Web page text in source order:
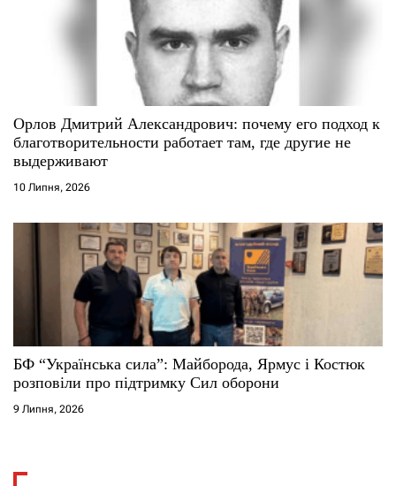
Орлов Дмитрий Александрович: почему его подход к
благотворительности работает там, где другие не
выдерживают
10 Липня, 2026
БФ “Українська сила”: Майборода, Ярмус і Костюк
розповіли про підтримку Сил оборони
9 Липня, 2026